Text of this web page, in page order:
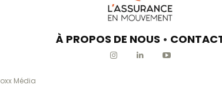
À PROPOS DE NOUS •
Média